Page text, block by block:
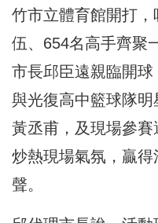
竹市立體育館開打
伍、654名高手齊聚
市長邱臣遠親臨開
與光復高中籃球隊明
黃丞甫，及現場參賽
炒熱現場氣氛，贏
聲。